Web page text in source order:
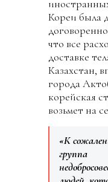
Кореи была
что все
доставке
Казахстан,
города
корейская
возьмет на
«К
группа